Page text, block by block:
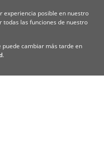
experiencia posible en nuestro
todas las funciones de nuestro
puede cambiar más tarde en
.